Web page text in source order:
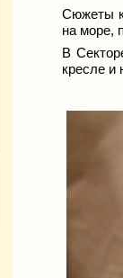
Сюжеты
на море,
В
кресле и